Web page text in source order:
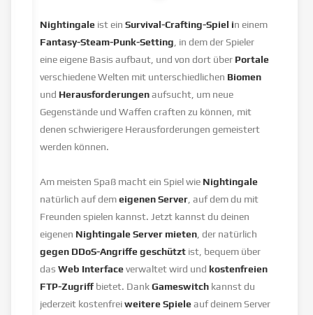
Nightingale ist ein Survival-Crafting-Spiel in einem
Fantasy-Steam-Punk-Setting , in dem der Spieler
eine eigene Basis aufbaut, und von dort über Portale
verschiedene Welten mit unterschiedlichen Biomen
und Herausforderungenaufsucht, um neue
Gegenstände und Waffen craften zu können, mit
denen schwierigere Herausforderungen gemeistert
werden können.
Am meisten Spaß macht ein Spiel wie Nightingale
natürlich auf demeigenen Server , auf dem du mit
Freunden spielen kannst. Jetzt kannst du deinen
eigenen Nightingale Server mieten , der natürlich
gegen DDoS-Angriffe geschützt ist, bequem über
das Web Interfaceverwaltet wird und kostenfreien
FTP-Zugriff bietet. DankGameswitch kannst du
jederzeit kostenfreiweitere Spieleauf deinem Server